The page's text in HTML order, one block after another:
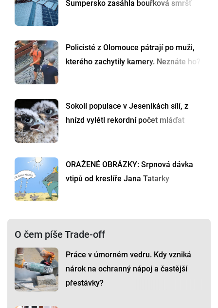
Šumpersko zasáhla bouřková smršť
Policisté z Olomouce pátrají po muži,
kterého zachytily kamery. Neznáte ho?
Sokolí populace v Jeseníkách sílí, z
hnízd vylétl rekordní počet mláďat
ORAŽENÉ OBRÁZKY: Srpnová dávka
vtipů od kreslíře Jana Tatarky
O čem píše Trade-off
Práce v úmorném vedru. Kdy vzniká
nárok na ochranný nápoj a častější
přestávky?